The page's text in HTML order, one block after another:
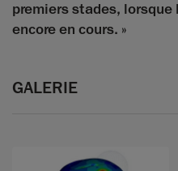
premiers stades,
encore en cours. »
GALERIE